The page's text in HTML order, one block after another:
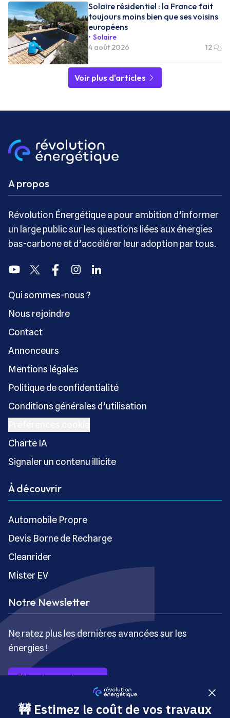
Solaire résidentiel : la France fait
toujours moins bien que ses voisins
européens
Solaire
4 août 2026
12
Voir plus d'articles
A propos
Révolution Énergétique a pour ambition d’informer
un large public sur les questions liées aux énergies
bas-carbone et d’accélérer leur adoption par tous.
YoutubeTwitter FacebookInstagramLinkedin
Qui sommes-nous ?
Nous rejoindre
Contact
Annonceurs
Mentions légales
Politique de confidentialité
Conditions générales d’utilisation
Charte IA
Signaler un contenu illicite
À découvrir
Automobile Propre
Devis Borne de Recharge
Cleanrider
Mister EV
Notre Newsletter
Ne ratez plus les dernières avancées sur les
énergies !
S’inscrire gratuitement